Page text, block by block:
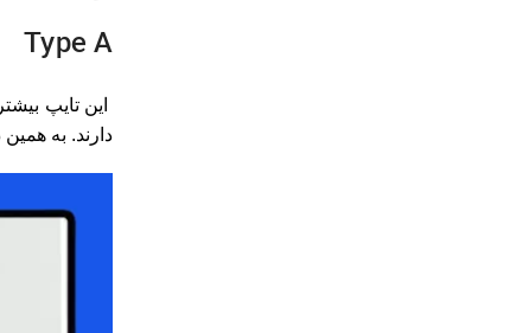
Type A
این تایپ
دارند. به